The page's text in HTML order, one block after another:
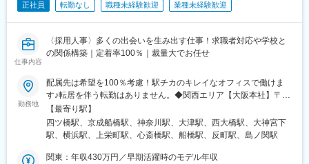
正社員 転勤なし 職種未経験歓迎 業種未経験歓迎
仕事内容
〈採用人事〉多くの出会いを生み出す仕事！求職者対応や学校と
の関係構築｜定着率100％｜裁量大でお任せ
勤務地
配属先は希望を100％考慮！駅チカのキレイなオフィスで働けま
す♪転居を伴う転勤はありません。◆関西エリア【大阪本社】〒
550-0013大阪府大阪市西区新町1-5-7四ツ橋ビルディング601〈ア
クセス〉・大阪メトロ四つ橋線「四ツ橋駅」徒歩2分・大阪メトロ
御堂筋線「心斎橋駅」徒歩4分・大阪メトロ長堀鶴見緑地線 「西
支社】〒520-0051滋賀県大津市梅林1-3-10〈アクセス〉・JR琵琶
【最寄り駅】
四ツ橋駅、京成船橋駅、神奈川駅、大津駅、西大橋駅、大神宮下
駅、横浜駅、上栄町駅、心斎橋駅、船橋駅、反町駅、島ノ関駅
関東：年収430万円／早期活躍時のモデル年収